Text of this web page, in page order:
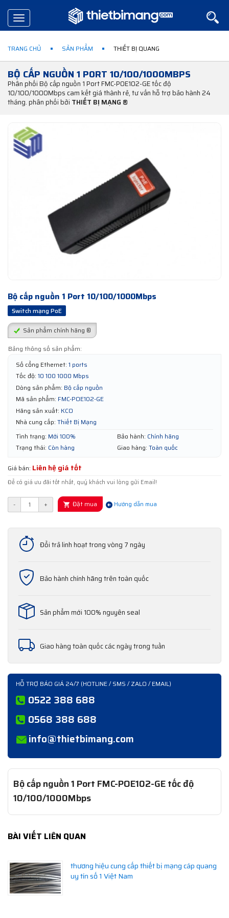
Toggle
navigation
TRANG CHỦ SẢN PHẨM THIẾT BỊ QUANG
BỘ CẤP NGUỒN 1 PORT 10/100/1000MBPS
Phân phối Bộ cấp nguồn 1 Port FMC-POE102-GE tốc độ
10/100/1000Mbps cam kết giá thành rẻ, tư vấn hỗ trợ bảo hành 24
tháng. phân phối bởi THIẾT BỊ MẠNG ®
Bộ cấp nguồn 1 Port 10/100/1000Mbps
Switch mạng PoE
Sản phẩm chính hãng ®
Bảng thông số sản phẩm:
Số cổng Ethernet: 1 ports
Tốc độ: 10 100 1000 Mbps
Dòng sản phẩm: Bộ cấp nguồn
Mã sản phẩm: FMC-POE102-GE
Hãng sản xuất: KCO
Nhà cung cấp: Thiết Bị Mạng
Tình trạng: Mới 100% Bảo hành: Chính hãng
Trạng thái: Còn hàng Giao hàng: Toàn quốc
Giá bán: Liên hệ giá tốt
Để có giá ưu đãi tốt nhất, quý khách vui lòng gửi Email!
- + Đặt mua Hướng dẫn mua
Đổi trả linh hoạt trong vòng 7 ngày
Bảo hành chính hãng trên toàn quốc
Sản phẩm mới 100% nguyên seal
Giao hàng toàn quốc các ngày trong tuần
HỖ TRỢ BÁO GIÁ 24/7 (HOTLINE / SMS / ZALO / EMAIL)
0522 388 688
0568 388 688
info@thietbimang.com
Bộ cấp nguồn 1 Port FMC-POE102-GE tốc độ
10/100/1000Mbps
BÀI VIẾT LIÊN QUAN
thương hiệu cung cấp thiết bị mạng cáp quang
uy tín số 1 Việt Nam